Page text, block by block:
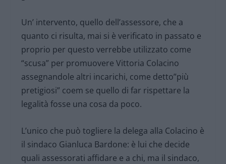
Un’ intervento, quello dell’assessore, che a
quanto ci risulta, mai si è verificato in passato e
proprio per questo verrebbe utilizzato come
“scusa” per promuovere Vittoria Colacino
assegnandole altri incarichi, come detto”più
pretigiosi” coem se quello di far rispettare la
legalità fosse una cosa da poco.
L’unico che può togliere la delega alla Colacino è
il sindaco Gianluca Bardone: è lui che decide
quali assessorati affidare e a chi, ma il sindaco,